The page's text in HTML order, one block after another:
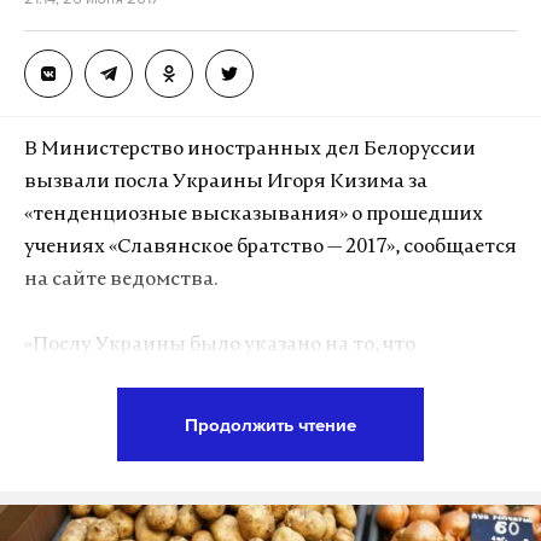
В Министерство иностранных дел Белоруссии
вызвали посла Украины Игоря Кизима за
«тенденциозные высказывания» о прошедших
учениях «Славянское братство — 2017», сообщается
на сайте ведомства.
«Послу Украины было указано на то, что
обвинения Республики Беларусь в несоблюдении
Продолжить чтение